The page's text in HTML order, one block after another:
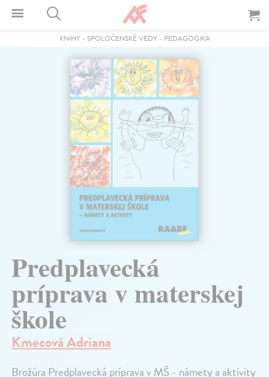
KNIHY- SPOLOČENSKÉ VEDY- PEDAGOGIKA
Predplavecká
príprava v materskej
škole
Kmecová Adriana
Brožúra Predplavecká príprava v MŠ - námety a aktivity